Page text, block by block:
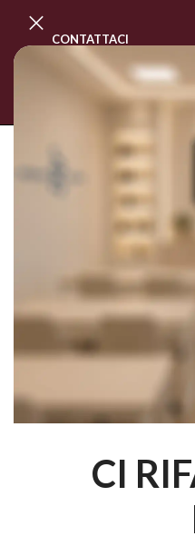
CI
CONTATTACI